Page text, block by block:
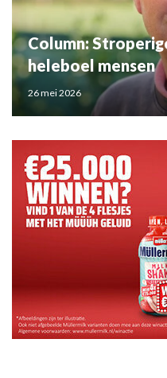
Column:
heleboel mensen
26 mei 2026